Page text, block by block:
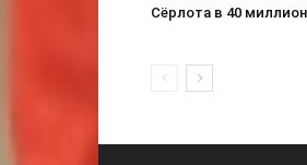
Сёрлота в 40